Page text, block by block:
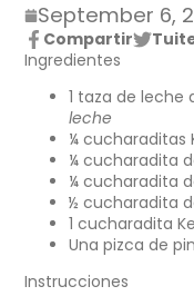
September 6,
Compartir
Compartir
en
Facebook
Se
abre
nueva
ventana.
Se
en
nueva
Ingredientes
1 taza de
leche
¼ cucharaditas
¼ cucharadita
¼ cucharadita
½ cucharadita
1 cucharadita
Una pizca de
Instrucciones